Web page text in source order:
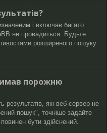
і включав багато
не провадиться. Будьте
розширеного пошуку.
порожню
результатів, які веб-сервер не
пошук", точніше задайте
бути здійснений.